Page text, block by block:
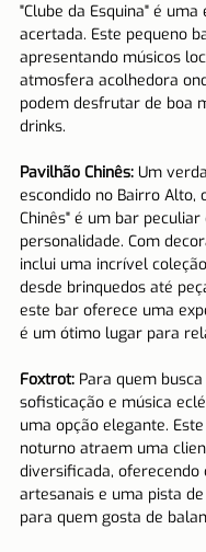
"Clube da Esquina" é uma
acertada. Este pequeno
apresentando músicos
atmosfera acolhedora
podem desfrutar de boa
drinks.
Pavilhão Chinês: Um
escondido no Bairro Alto,
Chinês" é um bar peculiar
personalidade. Com
inclui uma incrível
desde brinquedos até
este bar oferece uma
é um ótimo lugar para
Foxtrot: Para quem
sofisticação e música
uma opção elegante.
noturno atraem uma
diversificada, oferecendo
artesanais e uma pista
para quem gosta de